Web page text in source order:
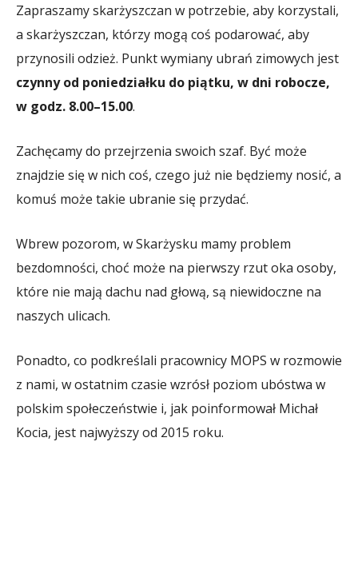
Zapraszamy skarżyszczan w potrzebie, aby korzystali,
a skarżyszczan, którzy mogą coś podarować, aby
przynosili odzież. Punkt wymiany ubrań zimowych jest
czynny od poniedziałku do piątku, w dni robocze,
w godz. 8.00–15.00.
Zachęcamy do przejrzenia swoich szaf. Być może
znajdzie się w nich coś, czego już nie będziemy nosić, a
komuś może takie ubranie się przydać.
Wbrew pozorom, w Skarżysku mamy problem
bezdomności, choć może na pierwszy rzut oka osoby,
które nie mają dachu nad głową, są niewidoczne na
naszych ulicach.
Ponadto, co podkreślali pracownicy MOPS w rozmowie
z nami, w ostatnim czasie wzrósł poziom ubóstwa w
polskim społeczeństwie i, jak poinformował Michał
Kocia, jest najwyższy od 2015 roku.